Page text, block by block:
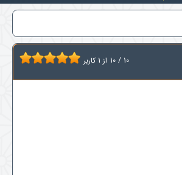
10 / 10 از 1 کاربر